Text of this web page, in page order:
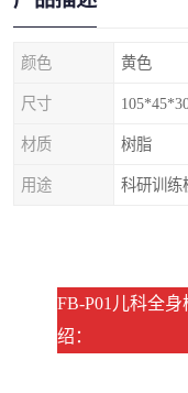
颜色 黄色
尺寸
材质 树脂
用途 科研训练
FB-P01儿科全
绍：